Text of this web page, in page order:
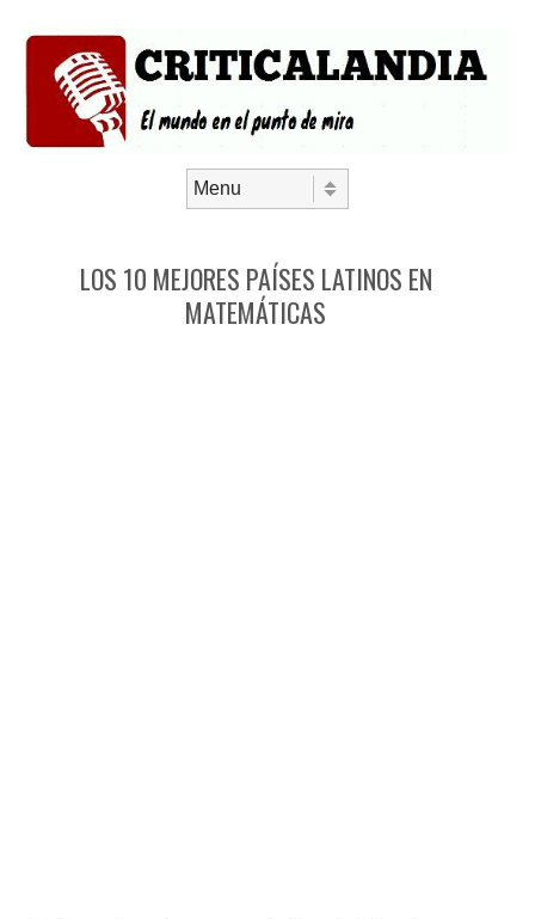
LOS 10 MEJORES PAÍSES LATINOS EN
MATEMÁTICAS